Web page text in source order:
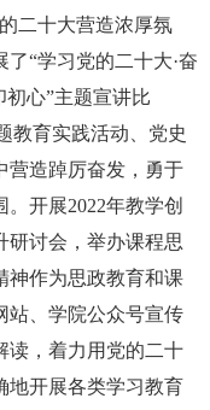
二十大营造浓厚氛
“学习党的二十大·奋
心”主题宣讲比
教育实践活动、党史
营造踔厉奋发，勇于
开展2022年教学创
研讨会，举办课程思
神作为思政教育和课
站、学院公众号宣传
读，着力用党的二十
地开展各类学习教育